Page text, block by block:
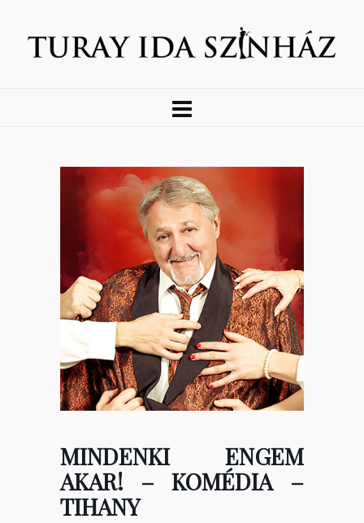
MINDENKI ENGEM
AKAR! – KOMÉDIA –
TIHANY